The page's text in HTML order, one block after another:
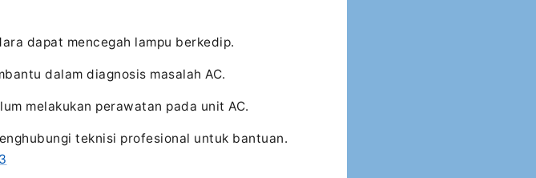
dapat mencegah lampu berkedip.
dalam diagnosis masalah AC.
melakukan perawatan pada unit AC.
teknisi profesional untuk bantuan.